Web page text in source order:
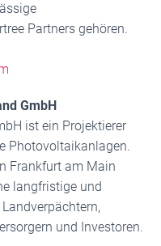
Partners gehören.
GmbH
ist ein Projektierer
Photovoltaikanlagen.
Frankfurt am Main
langfristige und
und Investoren.